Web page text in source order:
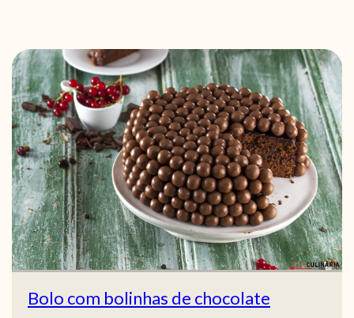
Bolo com bolinhas de chocolate